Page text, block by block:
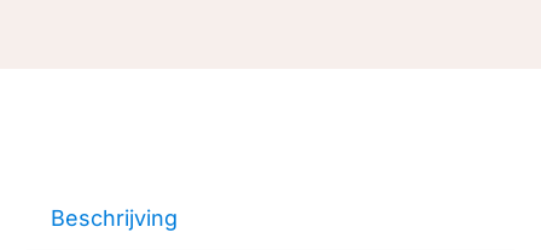
Beschrijving